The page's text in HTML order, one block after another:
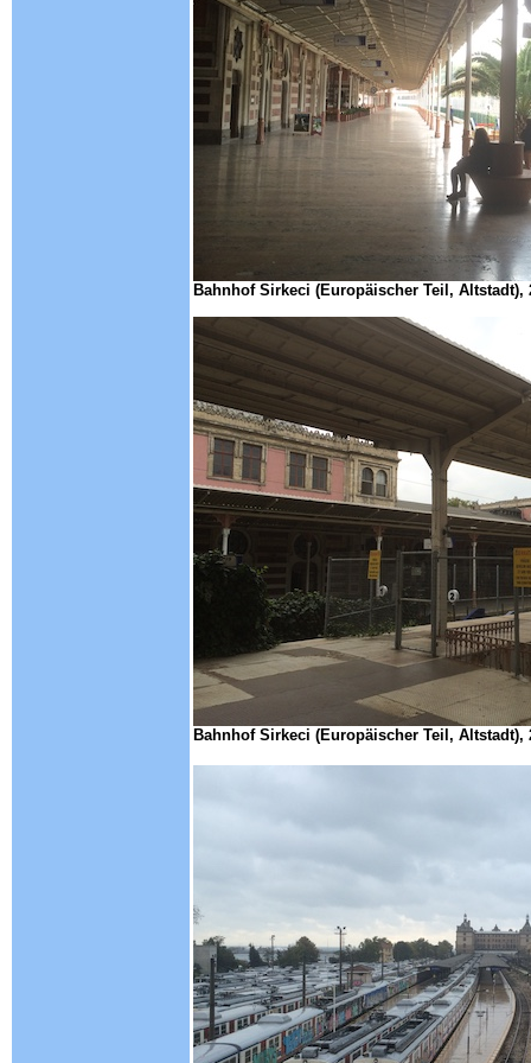
Bahnhof Sirkeci (Europäischer Teil, Altstadt),
Bahnhof Sirkeci (Europäischer Teil, Altstadt),